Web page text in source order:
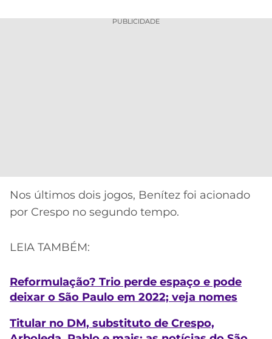
PUBLICIDADE
Nos últimos dois jogos, Benítez foi acionado
por Crespo no segundo tempo.
LEIA TAMBÉM:
Reformulação? Trio perde espaço e pode
deixar o São Paulo em 2022; veja nomes
Titular no DM, substituto de Crespo,